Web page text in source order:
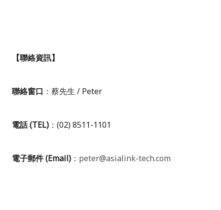
【聯絡資訊】
聯絡窗口 ：蔡先生 / Peter
電話(TEL) ： (02) 8511-1101
電子郵件(Email) ： peter@asialink-tech.com